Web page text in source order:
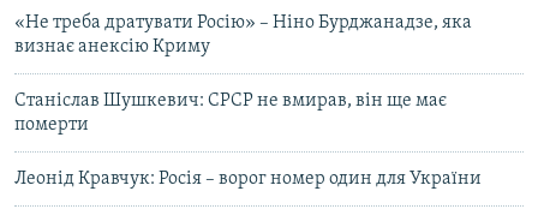
«Не треба дратувати Росію» – Ніно Бурджанадзе, яка
визнає анексію Криму
Станіслав Шушкевич: СРСР не вмирав, він ще має
померти
Леонід Кравчук: Росія – ворог номер один для України